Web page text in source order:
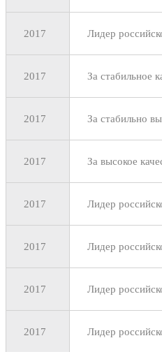
2017 Лидер
2017 За стабильное
2017 За стабильно
2017 За высокое
2017 Лидер
2017 Лидер
2017 Лидер
2017 Лидер